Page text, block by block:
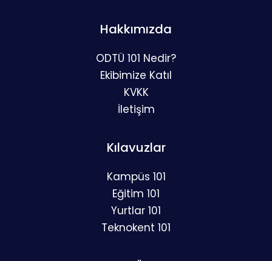
Hakkımızda
ODTÜ 101 Nedir?
Ekibimize Katıl
KVKK
İletişim
Kılavuzlar
Kampüs 101
Eğitim 101
Yurtlar 101
Teknokent 101